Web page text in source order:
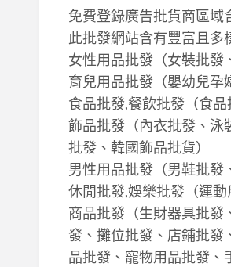
免費登錄廣告批貨商區域
此批發網站含有豐富且多
女性用品批發（女裝批發
育兒用品批發（嬰幼兒孕
食品批發,餐飲批發（食
飾品批發（內衣批發、泳
批發、韓國飾品批貨）
男性用品批發（男鞋批發
休閒批發,娛樂批發（運
商品批發（生財器具批發
發、攤位批發、店鋪批發
品批發、寵物用品批發、